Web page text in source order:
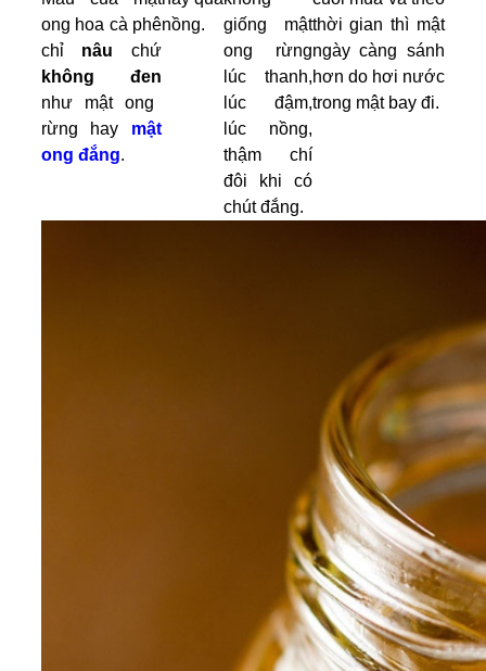
ong hoa cà phê
chỉ nâu chứ
không đen
như mật ong
rừng hay mật
ong đắng.
nồng.
giống mật
ong rừng
lúc thanh,
lúc đậm,
lúc nồng,
thậm chí
đôi khi có
chút đắng.
thời gian thì mật
ngày càng sánh
hơn do hơi nước
trong mật bay đi.